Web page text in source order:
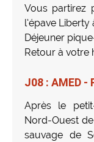
Vous partirez
l’épave Liberty
Déjeuner
Retour à votre
J08 : AMED -
Après le
Nord-Ouest
sauvage de